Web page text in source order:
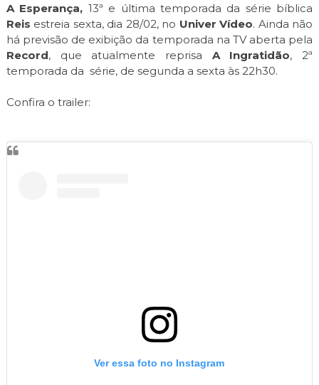
A Esperança, 13ª e última temporada da série bíblica
Reis estreia sexta, dia 28/02, no Univer Vídeo. Ainda não
há previsão de exibição da temporada na TV aberta pela
Record, que atualmente reprisa A Ingratidão, 2ª
temporada da série, de segunda a sexta às 22h30.
Confira o trailer:
Ver essa foto no Instagram